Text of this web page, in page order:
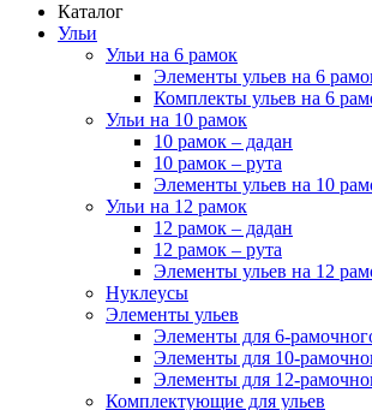
Каталог
Ульи
Ульи на 6 рамок
Элементы ульев на 6
Комплекты ульев на 6
Ульи на 10 рамок
10 рамок – дадан
10 рамок – рута
Элементы ульев на 10
Ульи на 12 рамок
12 рамок – дадан
12 рамок – рута
Элементы ульев на 12
Нуклеусы
Элементы ульев
Элементы для 6-
Элементы для 10-
Элементы для 12-
Комплектующие для ульев